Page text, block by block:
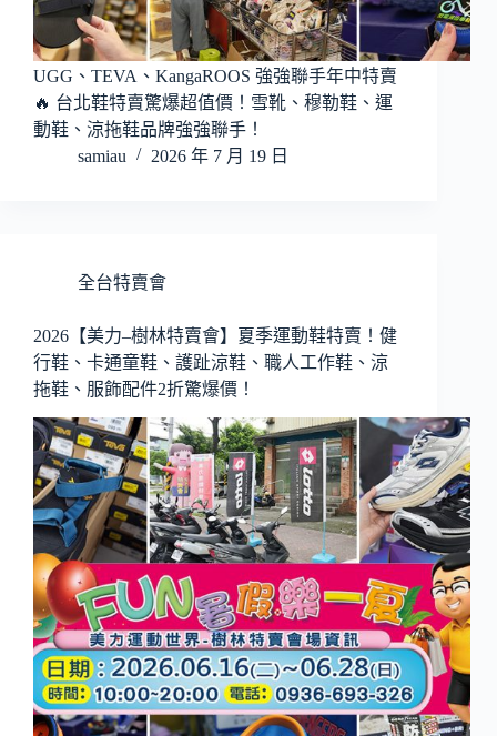
UGG、TEVA、KangaROOS 強強聯手年中特賣
🔥 台北鞋特賣驚爆超值價！雪靴、穆勒鞋、運
動鞋、涼拖鞋品牌強強聯手！
samiau
2026 年 7 月 19 日
全台特賣會
2026【美力–樹林特賣會】夏季運動鞋特賣！健
行鞋、卡通童鞋、護趾涼鞋、職人工作鞋、涼
拖鞋、服飾配件2折驚爆價！